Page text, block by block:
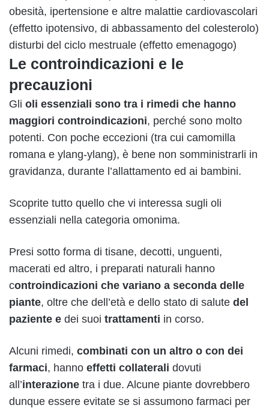
obesità, ipertensione e altre malattie cardiovascolari
(effetto ipotensivo, di abbassamento del colesterolo)
disturbi del ciclo mestruale (effetto emenagogo)
Le controindicazioni e le
precauzioni
Gli oli essenziali sono tra i rimedi che hanno
maggiori controindicazioni, perché sono molto
potenti. Con poche eccezioni (tra cui camomilla
romana e ylang-ylang), è bene non somministrarli in
gravidanza, durante l’allattamento ed ai bambini.
Scoprite tutto quello che vi interessa sugli oli
essenziali nella categoria omonima.
Presi sotto forma di tisane, decotti, unguenti,
macerati ed altro, i preparati naturali hanno
controindicazioni che variano a seconda delle
piante, oltre che dell’età e dello stato di salute del
paziente e dei suoi trattamenti in corso.
Alcuni rimedi, combinati con un altro o con dei
farmaci, hanno effetti collaterali dovuti
all’interazione tra i due. Alcune piante dovrebbero
dunque essere evitate se si assumono farmaci per